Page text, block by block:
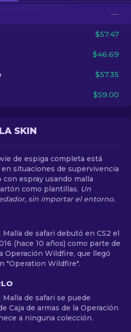
—
$57.47
$46.69
$57.35
$59.00
SKIN
de espiga completa está
situaciones de supervivencia
espray usando malla
como plantillas. Un
sin importar el entorno.
de safari debutó en CS2 el
(hace 10 años) como parte de
Operación Wildfire, que llegó
"Operation Wildfire".
de safari se puede
Caja de armas de la Operación
a ninguna colección.